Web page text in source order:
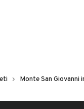
Monte San Giovanni